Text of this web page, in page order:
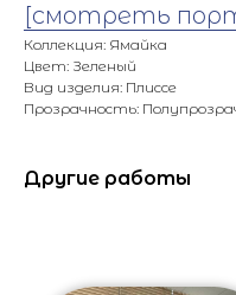
[смотреть
Коллекция: Ямайка
Цвет: Зеленый
Вид изделия: Плиссе
Прозрачность:
Другие работы